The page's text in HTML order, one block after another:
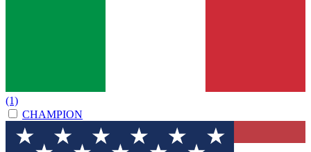
(1)
CHAMPION